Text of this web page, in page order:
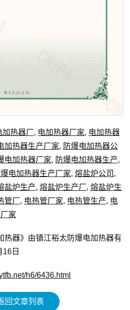
加热器厂, 电加热器厂家, 电加热器
加热器生产厂家, 防爆电加热器公
电加热器厂家, 防爆电加热器生产,
爆电加热器生产厂家, 熔盐炉公司 ,
盐炉生产, 熔盐炉生产厂, 熔盐炉生
管厂, 电热管厂家, 电热管生产, 电
家
热器》由镇江裕太防爆电加热器有
16日
h6/6436.html
回文章列表